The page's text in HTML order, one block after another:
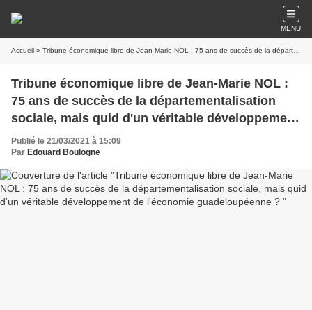
MENU
Accueil » Tribune économique libre de Jean-Marie NOL : 75 ans de succès de la départementalisation sociale, mais quid d'un véritable développement de l'économie guadeloupéenne ?
Tribune économique libre de Jean-Marie NOL :
75 ans de succès de la départementalisation
sociale, mais quid d'un véritable développement
de l'économie guadeloupéenne ?
Publié le 21/03/2021 à 15:09
Par Edouard Boulogne